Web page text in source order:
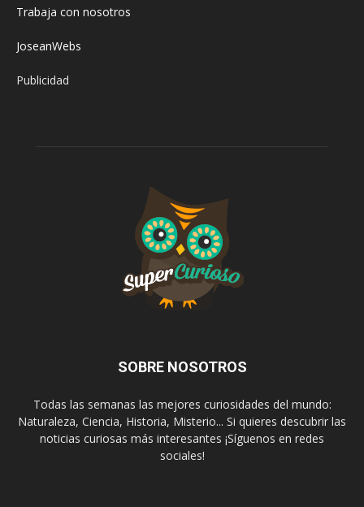
Trabaja con nosotros
JoseanWebs
Publicidad
SOBRE NOSOTROS
Todas las semanas las mejores curiosidades del mundo:
Naturaleza, Ciencia, Historia, Misterio... Si quieres descubrir las
noticias curiosas más interesantes ¡Síguenos en redes
sociales!